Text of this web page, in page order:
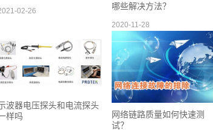
02-26
哪些解决方法？
2020-11-28
波器电压探头和电流探头
样吗
网络链路质量如何快速测
试？